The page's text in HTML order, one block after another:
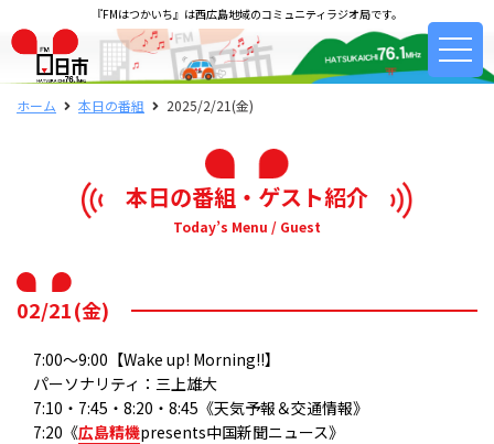
『FMはつかいち』は西広島地域のコミュニティラジオ局です。
ホーム 本日の番組 2025/2/21(金)
本日の番組・ゲスト紹介
Today’s Menu / Guest
02/21(金)
7:00～9:00【Wake up! Morning!!】
パーソナリティ：三上雄大
7:10・7:45・8:20・8:45《天気予報＆交通情報》
7:20《広島精機presents中国新聞ニュース》